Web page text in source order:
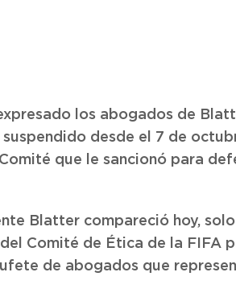
los abogados de
suspendido desde el 7 de
que le sancionó para
Blatter compareció hoy,
Comité de Ética de la FIFA
de abogados que